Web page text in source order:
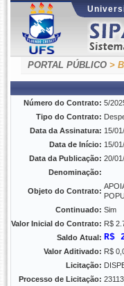
PORTAL PÚBLICO >
Número do Contrato: 5/
Tipo do Contrato:
Data da Assinatura: 15/
Data de Início: 15/
Data da Publicação: 20/
Denominação:
Objeto do Contrato:
Continuado: Sim
Valor Inicial do Contrato: R$
Saldo Atual: R$
Valor Aditivado: R$
Licitação:
Processo de Licitação: